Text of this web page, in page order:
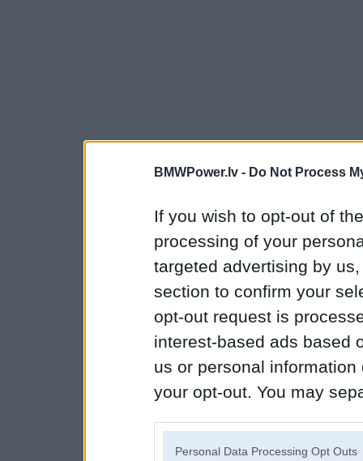
BMWPower.lv - Do Not Process
If you wish to opt-out of
processing of your
targeted advertising by
section to confirm your
opt-out request is
interest-based ads based
us or personal
your opt-out. You may
Personal Data Processing Opt Outs